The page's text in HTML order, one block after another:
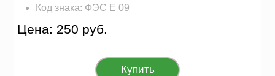
Код знака: ФЭС E 09
Цена: 250 руб.
Купить